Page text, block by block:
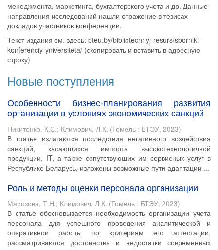
менеджмента, маркетинга, бухгалтерского учета и др. Данные
направления исследований нашли отражение в тезисах
докладов участников конференции.
Текст издания см. здесь: bteu.by/bibliotechnyj-resurs/sborniki-
konferenciy-yniversiteta/ (скопировать и вставить в адресную
строку)
Новые поступления
Особенности бизнес-планирования развития
организации в условиях экономических санкций
Никитенко, К.С.; Климович, Л.К. (Гомель : БТЭУ, 2023)
В статье излагаются последствия негативного воздействия
санкций, касающихся импорта высокотехнологичной
продукции, IT, а также сопутствующих им сервисных услуг в
Республике Беларусь, изложены возможные пути адаптации ...
Роль и методы оценки персонала организации
Марозова, Т.Н.; Климович, Л.К. (Гомель : БТЭУ, 2023)
В статье обосновывается необходимость организации учета
персонала для успешного проведения аналитической и
оперативной работы по критериям его аттестации,
рассматриваются достоинства и недостатки современных